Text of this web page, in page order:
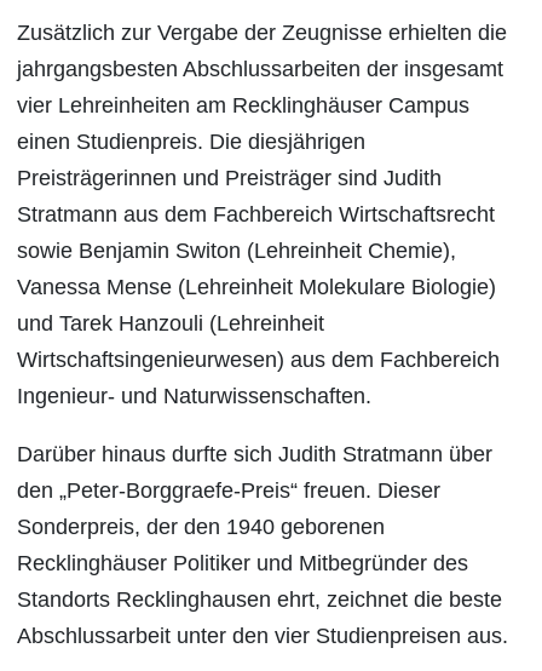
Zusätzlich zur Vergabe der Zeugnisse erhielten die
jahrgangsbesten Abschlussarbeiten der insgesamt
vier Lehreinheiten am Recklinghäuser Campus
einen Studienpreis. Die diesjährigen
Preisträgerinnen und Preisträger sind Judith
Stratmann aus dem Fachbereich Wirtschaftsrecht
sowie Benjamin Switon (Lehreinheit Chemie),
Vanessa Mense (Lehreinheit Molekulare Biologie)
und Tarek Hanzouli (Lehreinheit
Wirtschaftsingenieurwesen) aus dem Fachbereich
Ingenieur- und Naturwissenschaften.
Darüber hinaus durfte sich Judith Stratmann über
den „Peter-Borggraefe-Preis“ freuen. Dieser
Sonderpreis, der den 1940 geborenen
Recklinghäuser Politiker und Mitbegründer des
Standorts Recklinghausen ehrt, zeichnet die beste
Abschlussarbeit unter den vier Studienpreisen aus.